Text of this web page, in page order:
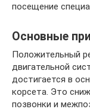
посещение
Основные
Положительный
двигательной
достигается в
корсета. Это
позвонки и